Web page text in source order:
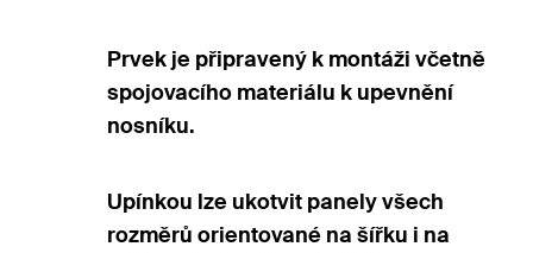
Prvek je připravený k montáži včetně
spojovacího materiálu k upevnění
nosníku.
Upínkou lze ukotvit panely všech
rozměrů orientované na šířku i na